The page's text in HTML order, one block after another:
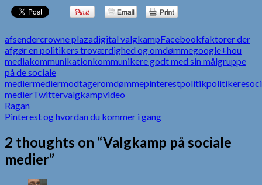
afsendercrowne plazadigital valgkampFacebookfaktorer der
afgør en politikers troværdighed og omdømmegoogle+hou
mediakommunikationkommunikere godt med sin målgruppe
på de sociale
mediermediermodtageromdømmepinterestpolitikpolitikere
medierTwittervalgkampvideo
Indlægsnavigation
Ragan
Pinterest og hvordan du kommer i gang
2 thoughts on “Valgkamp på sociale
medier”